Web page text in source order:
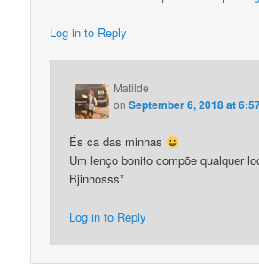
Log in to Reply
Matilde
onSeptember 6, 2018 at
És ca das minhas
Um lenço bonito compõe qualquer
Bjinhosss*
Log in to Reply